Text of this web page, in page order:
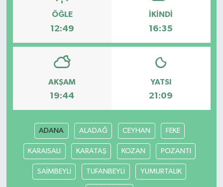
ÖĞLE
12:49
İKINDI
16:35
AKŞAM
19:44
YATSI
21:09
ADANA ALADAĞ CEYHAN FEKE
KARAISALI KARATAŞ KOZAN POZANTI
SAİMBEYLİ TUFANBEYLİ YUMURTALIK